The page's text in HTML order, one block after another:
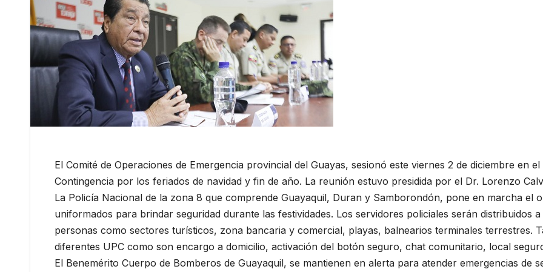
El Comité de Operaciones de Emergencia provincial del Guayas, sesionó este viernes 2 de diciembre en
Contingencia por los feriados de navidad y fin de año. La reunión estuvo presidida por el Dr. Lorenzo
La Policía Nacional de la zona 8 que comprende Guayaquil, Duran y Samborondón, pone en marcha el
uniformados para brindar seguridad durante las festividades. Los servidores policiales serán distribuidos
personas como sectores turísticos, zona bancaria y comercial, playas, balnearios terminales terrestres.
diferentes UPC como son encargo a domicilio, activación del botón seguro, chat comunitario, local
El Benemérito Cuerpo de Bomberos de Guayaquil, se mantienen en alerta para atender emergencias de